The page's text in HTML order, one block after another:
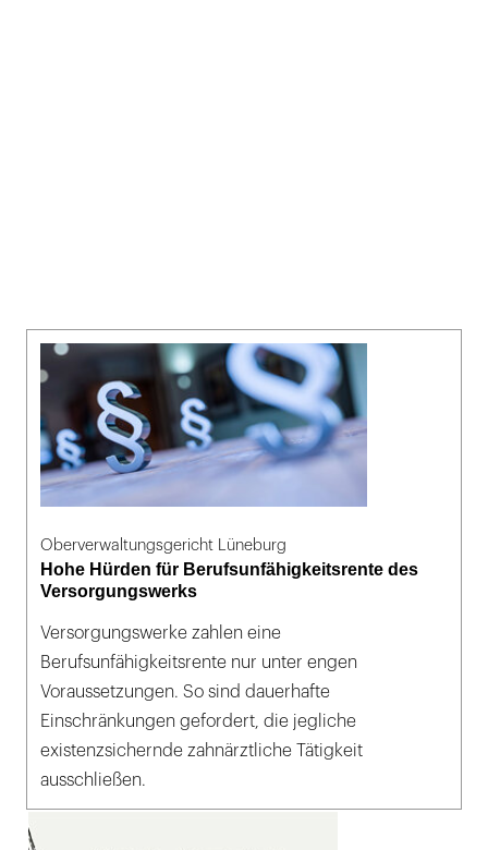
Oberverwaltungsgericht Lüneburg
Hohe Hürden für Berufsunfähigkeitsrente des
Versorgungswerks
Versorgungswerke zahlen eine
Berufsunfähigkeitsrente nur unter engen
Voraussetzungen. So sind dauerhafte
Einschränkungen gefordert, die jegliche
existenzsichernde zahnärztliche Tätigkeit
ausschließen.